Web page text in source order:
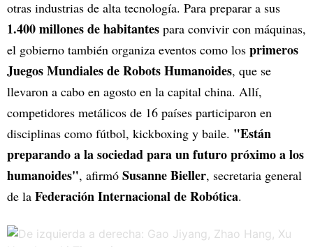
otras industrias de alta tecnología. Para preparar a sus
1.400 millones de habitantes para convivir con máquinas,
el gobierno también organiza eventos como los primeros
Juegos Mundiales de Robots Humanoides, que se
llevaron a cabo en agosto en la capital china. Allí,
competidores metálicos de 16 países participaron en
disciplinas como fútbol, kickboxing y baile. "Están
preparando a la sociedad para un futuro próximo a los
humanoides", afirmó Susanne Bieller, secretaria general
de la Federación Internacional de Robótica.